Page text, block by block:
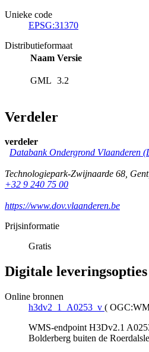
Unieke code
EPSG:31370
Distributieformaat
Naam Versie
GML 3.2
Verdeler
verdeler
Databank Ondergrond Vlaanderen
Technologiepark-Zwijnaarde 68, Gent
+32 9 240 75 00
https://www.dov.vlaanderen.be
Prijsinformatie
Gratis
Digitale leveringsopties
Online bronnen
h3dv2_1_A0253_v (
WMS-endpoint H3Dv2.1
Bolderberg buiten de